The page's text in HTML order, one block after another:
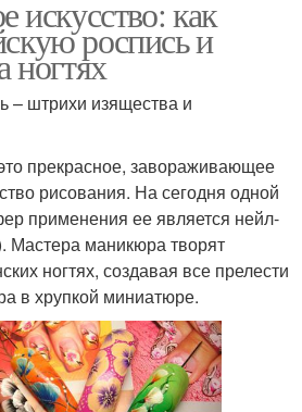
искусство: как
роспись и
ногтях
– штрихи изящества и
прекрасное, завораживающее
рисования. На сегодня одной
применения ее является нейл-
Мастера маникюра творят
ногтях, создавая все прелести
в хрупкой миниатюре.